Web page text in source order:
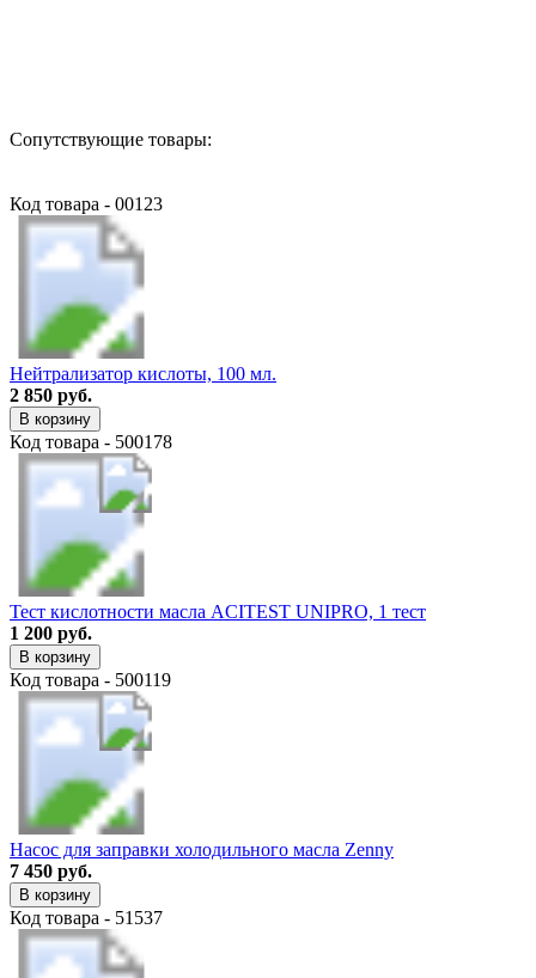
Сопутствующие товары:
Код товара - 00123
Нейтрализатор кислоты, 100 мл.
2 850 руб.
В корзину
Код товара - 500178
Тест кислотности масла ACITEST UNIPRO, 1 тест
1 200 руб.
В корзину
Код товара - 500119
Насос для заправки холодильного масла Zenny
7 450 руб.
В корзину
Код товара - 51537